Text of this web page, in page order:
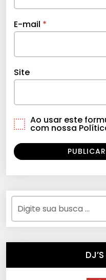
E-mail *
Site
Ao usar este
com nossa